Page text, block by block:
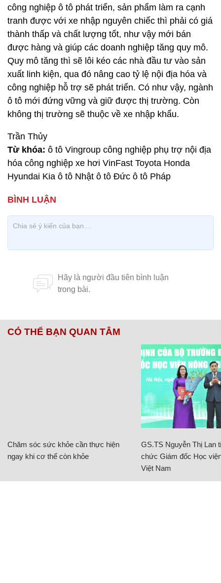
công nghiệp ô tô phát triển, sản phẩm làm ra cạnh
tranh được với xe nhập nguyên chiếc thì phải có giá
thành thấp và chất lượng tốt, như vậy mới bán
được hàng và giúp các doanh nghiệp tăng quy mô.
Quy mô tăng thì sẽ lôi kéo các nhà đầu tư vào sản
xuất linh kiện, qua đó nâng cao tỷ lệ nội địa hóa và
công nghiệp hỗ trợ sẽ phát triển. Có như vậy, ngành
ô tô mới đứng vững và giữ được thị trường. Còn
không thị trường sẽ thuộc về xe nhập khẩu.
Trần Thủy
Từ khóa: ô tô Vingroup công nghiệp phụ trợ nội địa
hóa công nghiệp xe hơi VinFast Toyota Honda
Hyundai Kia ô tô Nhật ô tô Đức ô tô Pháp
CÓ THỂ BẠN QUAN TÂM
Chăm sóc sức khỏe cần thực hiện
ngay khi cơ thể còn khỏe
GS.TS Nguyễn Thị Lan
chức Giám đốc Học
Việt Nam